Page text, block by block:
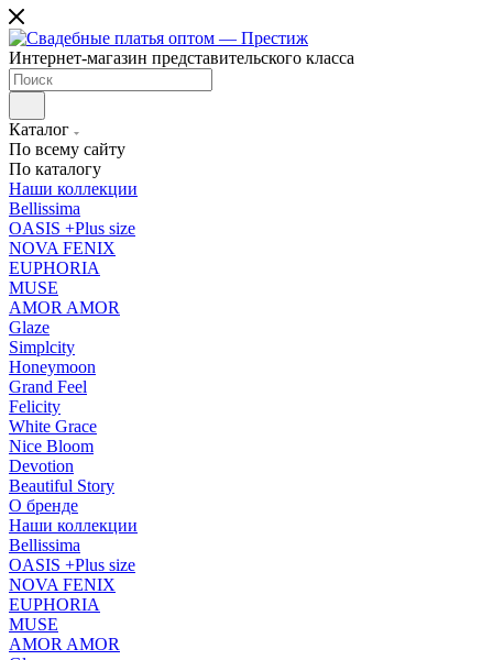
Интернет-магазин представительского класса
Каталог
По всему сайту
По каталогу
Наши коллекции
Bellissima
OASIS +Plus size
NOVA FENIX
EUPHORIA
MUSE
AMOR AMOR
Glaze
Simplcity
Honeymoon
Grand Feel
Felicity
White Grace
Nice Bloom
Devotion
Beautiful Story
О бренде
Наши коллекции
Bellissima
OASIS +Plus size
NOVA FENIX
EUPHORIA
MUSE
AMOR AMOR